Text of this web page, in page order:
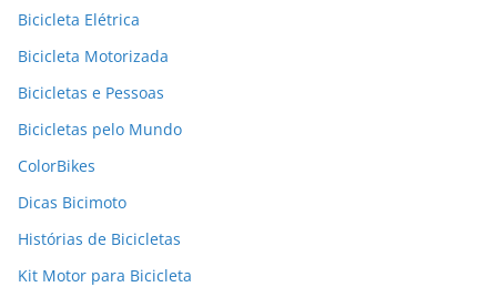
Bicicleta Elétrica
Bicicleta Motorizada
Bicicletas e Pessoas
Bicicletas pelo Mundo
ColorBikes
Dicas Bicimoto
Histórias de Bicicletas
Kit Motor para Bicicleta